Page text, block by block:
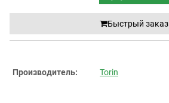
Быстрый заказ
Производитель: Torin